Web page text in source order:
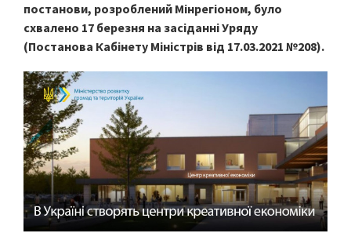
постанови, розроблений Мінрегіоном, було
схвалено 17 березня на засіданні Уряду
(Постанова Кабінету Міністрів від 17.03.2021 №208).